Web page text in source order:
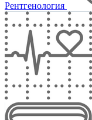
Рентгенология